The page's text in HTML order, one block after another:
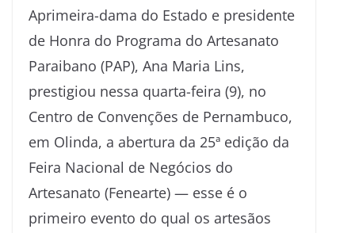
Aprimeira-dama do Estado e presidente
de Honra do Programa do Artesanato
Paraibano (PAP), Ana Maria Lins,
prestigiou nessa quarta-feira (9), no
Centro de Convenções de Pernambuco,
em Olinda, a abertura da 25ª edição da
Feira Nacional de Negócios do
Artesanato (Fenearte) — esse é o
primeiro evento do qual os artesãos